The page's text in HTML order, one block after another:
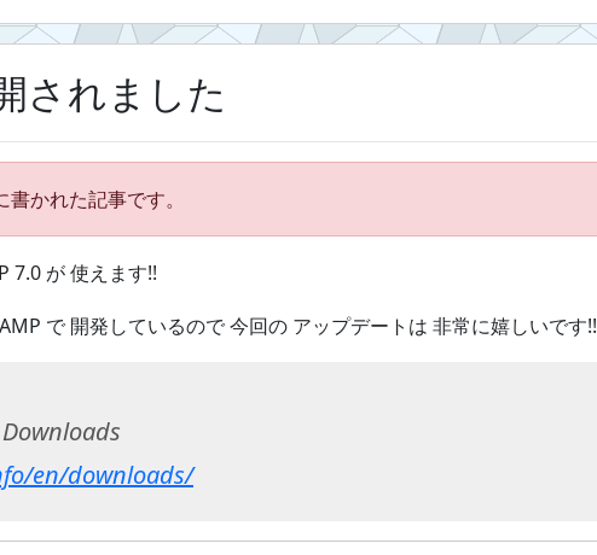
されました
かれた記事です。
7.0 が 使えます!!
で 開発しているので 今回の アップデートは 非常に嬉しいです!!
Downloads
en/downloads/